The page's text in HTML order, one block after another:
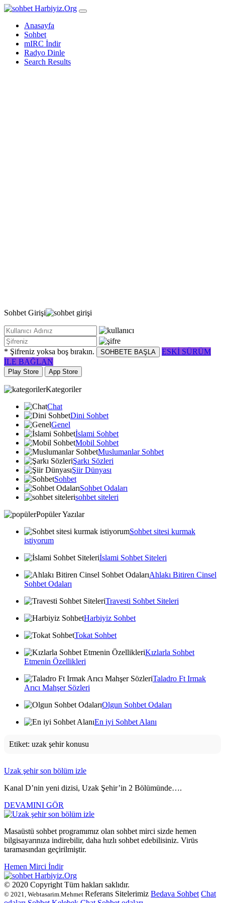
Harbiyiz.Org
Anasayfa
Sohbet
mIRC İndir
Radyo Dinle
Search Results
Sohbet Girişi
* Şifreniz yoksa boş bırakın. SOHBETE BAŞLA
ESKİ SÜRÜM
İLE BAĞLAN
Play Store App Store
Kategoriler
Chat
Dini Sohbet
Genel
İslami Sohbet
Mobil Sohbet
Muslumanlar Sohbet
Şarkı Sözleri
Şiir Dünyası
Sohbet
Sohbet Odaları
sohbet siteleri
Popüler Yazılar
Sohbet sitesi kurmak
istiyorum
İslami Sohbet Siteleri
Ahlakı Bitiren Cinsel
Sohbet Odaları
Travesti Sohbet Siteleri
Harbiyiz Sohbet
Tokat Sohbet
Kızlarla Sohbet
Etmenin Özellikleri
Taladro Ft Irmak
Arıcı Mahşer Sözleri
Olgun Sohbet Odaları
En iyi Sohbet Alanı
Etiket: uzak şehir konusu
Uzak şehir son bölüm izle
Kanal D’nin yeni dizisi, Uzak Şehir’in 2 Bölümünde….
DEVAMINI GÖR
Masaüstü sohbet programımız olan sohbet mirci sizde hemen
bilgisayarınıza indirebilir, daha hızlı sohbet edebilisiniz. Virüs
taramasından geçirilmiştir.
Hemen Mirci İndir
Harbiyiz.Org
© 2020 Copyright Tüm hakları saklıdır.
© 2021, Webtasarim.Mehmet Referans Sitelerimiz Bedava Sohbet Chat